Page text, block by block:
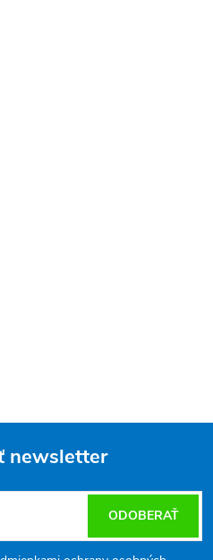
newsletter
ODOBERAŤ